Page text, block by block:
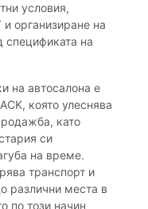
условия,
организиране на
спецификата на
на автосалона е
която улеснява
като
си
на време.
транспорт и
различни места в
по този начин